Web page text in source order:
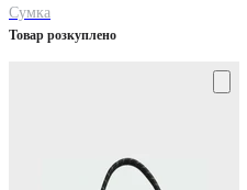
Сумка
Товар розкуплено